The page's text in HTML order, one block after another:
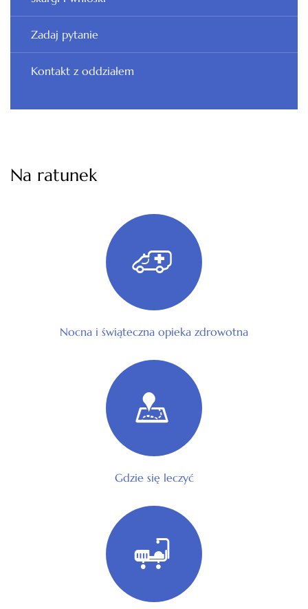
Zadaj pytanie
Kontakt z oddziałem
Na ratunek
Nocna i świąteczna opieka zdrowotna
Gdzie się leczyć